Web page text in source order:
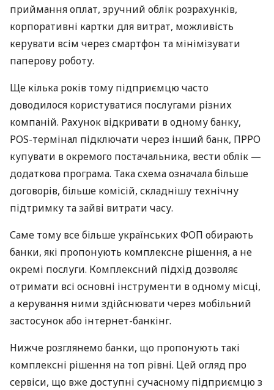
приймання оплат, зручний облік розрахунків,
корпоративні картки для витрат, можливість
керувати всім через смартфон та мінімізувати
паперову роботу.
Ще кілька років тому підприємцю часто
доводилося користуватися послугами різних
компаній. Рахунок відкривати в одному банку,
POS-термінал підключати через інший банк, ПРРО
купувати в окремого постачальника, вести облік —
додаткова програма. Така схема означала більше
договорів, більше комісій, складнішу технічну
підтримку та зайві витрати часу.
Саме тому все більше українських ФОП обирають
банки, які пропонують комплексне рішення, а не
окремі послуги. Комплексний підхід дозволяє
отримати всі основні інструменти в одному місці,
а керування ними здійснювати через мобільний
застосунок або інтернет-банкінг.
Нижче розглянемо банки, що пропонують такі
комплексні рішення на топ рівні. Цей огляд про
сервіси, що вже доступні сучасному підприємцю з